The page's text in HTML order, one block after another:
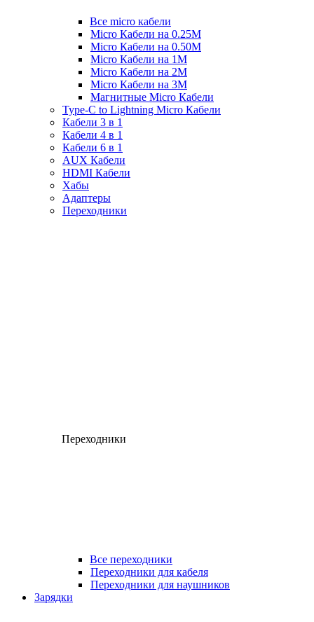
Все micro кабели
Micro Кабели на 0.25М
Micro Кабели на 0.50М
Micro Кабели на 1М
Micro Кабели на 2М
Micro Кабели на 3М
Магнитные Micro Кабели
Type-C to Lightning Micro Кабели
Кабели 3 в 1
Кабели 4 в 1
Кабели 6 в 1
AUX Кабели
HDMI Кабели
Хабы
Адаптеры
Переходники
Переходники
Все переходники
Переходники для кабеля
Переходники для наушников
Зарядки